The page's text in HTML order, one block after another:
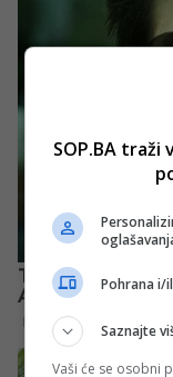
SOP.BA traži
Pohrana i/
Saznajte
Vaši će se osobni